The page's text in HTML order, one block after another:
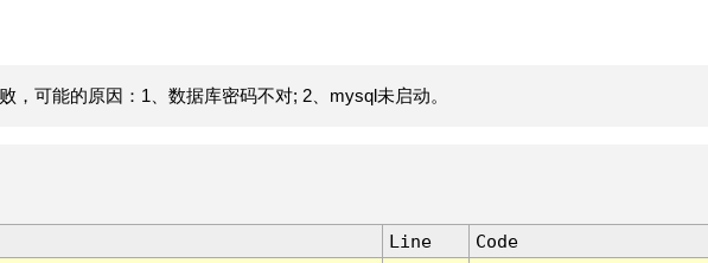
，可能的原因：1、数据库密码不对; 2、mysql未启动。
Line
Code